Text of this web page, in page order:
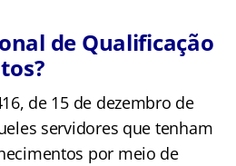
de Qualificação
de 15 de dezembro de
servidores que tenham
por meio de